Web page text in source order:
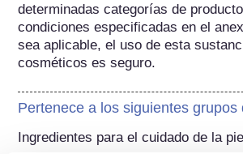
determinadas categorías de
condiciones especificadas en el
sea aplicable, el uso de esta
cosméticos es seguro.
Pertenece a los siguientes grupos
Ingredientes para el cuidado de la